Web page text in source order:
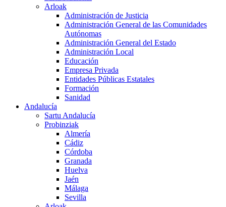
Arloak
Administración de Justicia
Administración General de las Comunidades
Autónomas
Administración General del Estado
Administración Local
Educación
Empresa Privada
Entidades Públicas Estatales
Formación
Sanidad
Andalucía
Sartu Andalucía
Probinziak
Almería
Cádiz
Córdoba
Granada
Huelva
Jaén
Málaga
Sevilla